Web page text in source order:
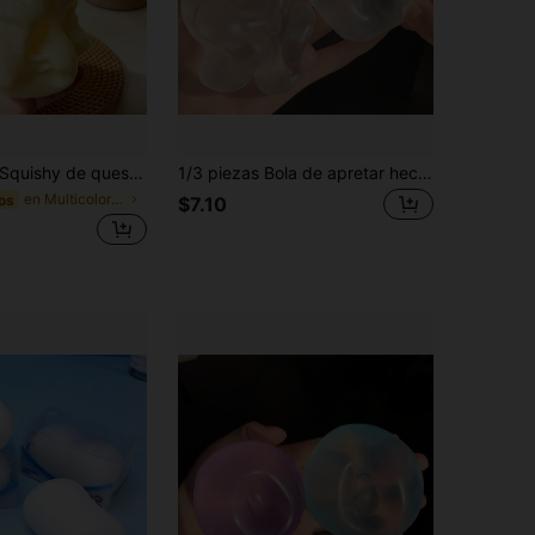
Squishy de queso amarillo claro con aceite de coco y queso crema, textura de masa suave, núcleo de crema, juguete antiestrés de apretar silencioso, squishy suave y masticable, squishy de mantequilla, juguete para niñas, apretar, queso, piel de squishy, squishy gigante
en Multicolor Juguetes para apretar para adolescen
1/3 piezas Bola de apretar hecha a mano de aceite de coco con rebote lento y maleable, juguete para aliviar la ansiedad, juguete para las yemas de los dedos, alivio de la presión de la mano, juguete de Pascua, juguete para apretar, juguete para aliviar el estrés, ansiedad y relajación, regalo para fiestas, relleno de bolsa de regalo, premio, cumpleaños, juguete para apretar de relleno, juguete sensorial
$7.10